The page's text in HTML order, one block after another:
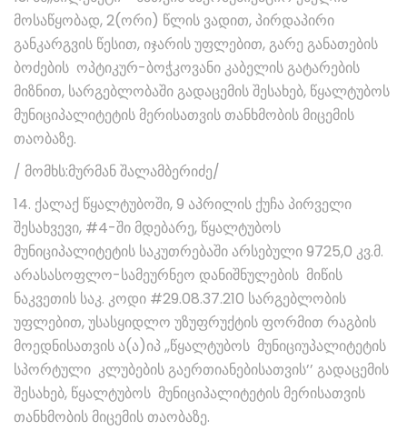
მოსაწყობად, 2(ორი) წლის ვადით, პირდაპირი
განკარგვის წესით, იჯარის უფლებით, გარე განათების
ბოძების ოპტიკურ-ბოჭკოვანი კაბელის გატარების
მიზნით, სარგებლობაში გადაცემის შესახებ, წყალტუბოს
მუნიციპალიტეტის მერისათვის თანხმობის მიცემის
თაობაზე.
/ მომხს:მურმან შალამბერიძე/
14. ქალაქ წყალტუბოში, 9 აპრილის ქუჩა პირველი
შესახვევი, #4-ში მდებარე, წყალტუბოს
მუნიციპალიტეტის საკუთრებაში არსებული 9725,0 კვ.მ.
არასასოფლო-სამეურნეო დანიშნულების მიწის
ნაკვეთის საკ. კოდი #29.08.37.210 სარგებლობის
უფლებით, უსასყიდლო უზუფრუქტის ფორმით რაგბის
მოედნისათვის ა(ა)იპ ,,წყალტუბოს მუნიციუპალიტეტის
სპორტული კლუბების გაერთიანებისათვის’’ გადაცემის
შესახებ, წყალტუბოს მუნიციპალიტეტის მერისათვის
თანხმობის მიცემის თაობაზე.